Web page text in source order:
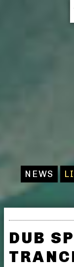
NEWS
DUB